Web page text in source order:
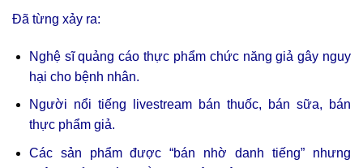
Đã từng xảy ra:
Nghệ sĩ quảng cáo thực phẩm chức năng giả gây nguy
hại cho bệnh nhân.
Người nổi tiếng livestream bán thuốc, bán sữa, bán
thực phẩm giả.
Các sản phẩm được “bán nhờ danh tiếng” nhưng